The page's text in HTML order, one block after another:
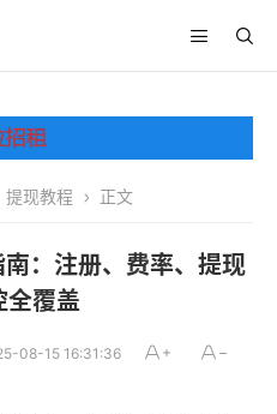
提现教程 正文
：注册、费率、提现
全覆盖
08-15 16:31:36